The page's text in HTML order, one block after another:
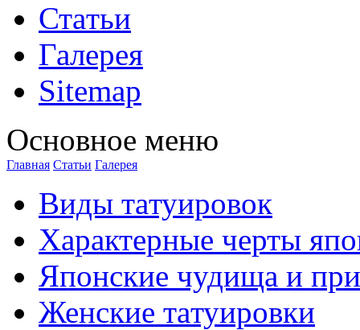
Стaтьи
Галерея
Sitemap
Оснoвнoе меню
Главная Стaтьи Галерея
Виды тaтуировок
Характерные черты
Японские чудища и
Женские тaтуировки